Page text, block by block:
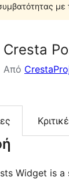
με
Cresta
Από
Widget is